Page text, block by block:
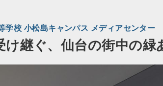
学校 小松島キャンパス メディアセンター
け継ぐ、仙台の街中の緑